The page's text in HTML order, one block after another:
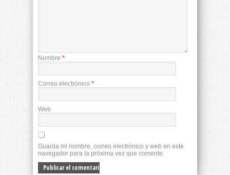
Nombre *
Correo electrónico *
Web
Guarda mi nombre, correo electrónico y web en este
navegador para la próxima vez que comente.